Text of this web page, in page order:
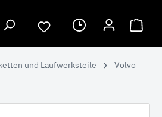
und Laufwerksteile
Volvo